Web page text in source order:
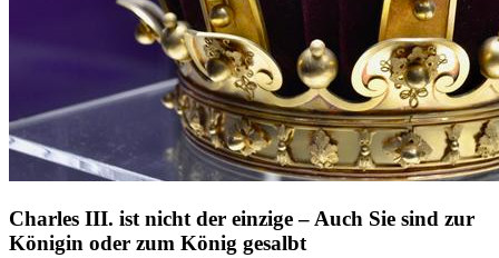
Charles III. ist nicht der einzige – Auch Sie sind zur
Königin oder zum König gesalbt